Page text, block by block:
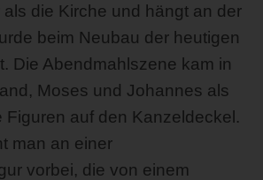
die Kirche und hängt an der
beim Neubau der heutigen
Die Abendmahlszene kam in
Moses und Johannes als
Figuren auf den Kanzeldeckel.
man an einer
vorbei, die von einem